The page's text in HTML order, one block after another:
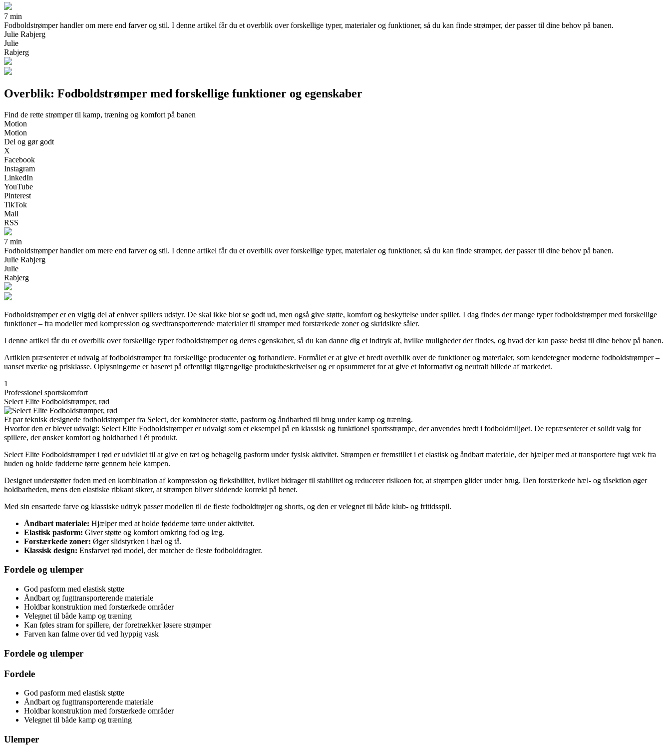
7 min
Fodboldstrømper handler om mere end farver og stil. I denne artikel får du et overblik over forskellige typer, materialer og funktioner, så du kan finde strømper, der passer til dine behov på banen.
Julie Rabjerg
Julie
Rabjerg
Overblik: Fodboldstrømper med forskellige funktioner og egenskaber
Find de rette strømper til kamp, træning og komfort på banen
Motion
Motion
Del og gør godt
X
Facebook
Instagram
LinkedIn
YouTube
Pinterest
TikTok
Mail
RSS
7 min
Fodboldstrømper handler om mere end farver og stil. I denne artikel får du et overblik over forskellige typer, materialer og funktioner, så du kan finde strømper, der passer til dine behov på banen.
Julie Rabjerg
Julie
Rabjerg
Fodboldstrømper er en vigtig del af enhver spillers udstyr. De skal ikke blot se godt ud, men også give støtte, komfort og beskyttelse under spillet. I dag findes der mange typer fodboldstrømper med forskellige
funktioner – fra modeller med kompression og svedtransporterende materialer til strømper med forstærkede zoner og skridsikre såler.
I denne artikel får du et overblik over forskellige typer fodboldstrømper og deres egenskaber, så du kan danne dig et indtryk af, hvilke muligheder der findes, og hvad der kan passe bedst til dine behov på banen.
Artiklen præsenterer et udvalg af fodboldstrømper fra forskellige producenter og forhandlere. Formålet er at give et bredt overblik over de funktioner og materialer, som kendetegner moderne fodboldstrømper –
uanset mærke og prisklasse. Oplysningerne er baseret på offentligt tilgængelige produktbeskrivelser og er opsummeret for at give et informativt og neutralt billede af markedet.
1
Professionel sportskomfort
Select Elite Fodboldstrømper, rød
Et par teknisk designede fodboldstrømper fra Select, der kombinerer støtte, pasform og åndbarhed til brug under kamp og træning.
Hvorfor den er blevet udvalgt: Select Elite Fodboldstrømper er udvalgt som et eksempel på en klassisk og funktionel sportsstrømpe, der anvendes bredt i fodboldmiljøet. De repræsenterer et solidt valg for
spillere, der ønsker komfort og holdbarhed i ét produkt.
Select Elite Fodboldstrømper i rød er udviklet til at give en tæt og behagelig pasform under fysisk aktivitet. Strømpen er fremstillet i et elastisk og åndbart materiale, der hjælper med at transportere fugt væk fra
huden og holde fødderne tørre gennem hele kampen.
Designet understøtter foden med en kombination af kompression og fleksibilitet, hvilket bidrager til stabilitet og reducerer risikoen for, at strømpen glider under brug. Den forstærkede hæl- og tåsektion øger
holdbarheden, mens den elastiske ribkant sikrer, at strømpen bliver siddende korrekt på benet.
Med sin ensartede farve og klassiske udtryk passer modellen til de fleste fodboldtrøjer og shorts, og den er velegnet til både klub- og fritidsspil.
Åndbart materiale: Hjælper med at holde fødderne tørre under aktivitet.
Elastisk pasform: Giver støtte og komfort omkring fod og læg.
Forstærkede zoner: Øger slidstyrken i hæl og tå.
Klassisk design: Ensfarvet rød model, der matcher de fleste fodbolddragter.
Fordele og ulemper
God pasform med elastisk støtte
Åndbart og fugttransporterende materiale
Holdbar konstruktion med forstærkede områder
Velegnet til både kamp og træning
Kan føles stram for spillere, der foretrækker løsere strømper
Farven kan falme over tid ved hyppig vask
Fordele og ulemper
Fordele
God pasform med elastisk støtte
Åndbart og fugttransporterende materiale
Holdbar konstruktion med forstærkede områder
Velegnet til både kamp og træning
Ulemper